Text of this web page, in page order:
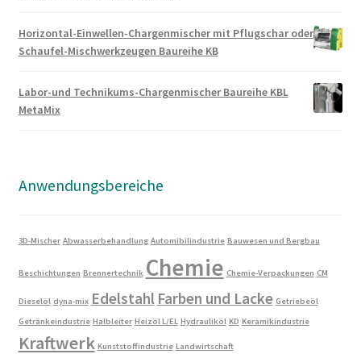
Horizontal-Einwellen-Chargenmischer mit Pflugschar oder
Schaufel-Mischwerkzeugen Baureihe KB
Labor-und Technikums-Chargenmischer Baureihe KBL
MetaMix
Anwendungsbereiche
3D-Mischer Abwasserbehandlung Automibilindustrie Bauwesen und Bergbau
Beschichtungen Brennertechnik Chemie Chemie-Verpackungen CM
Dieselöl dyna-mix Edelstahl Farben und Lacke Getriebeöl
Getränkeindustrie Halbleiter Heizöl L/EL Hydrauliköl KD Keramikindustrie
Kraftwerk Kunststoffindustrie Landwirtschaft